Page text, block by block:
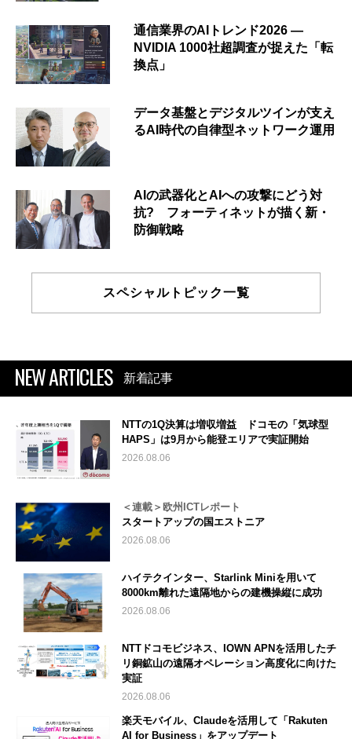
通信業界のAIトレンド2026 ―
NVIDIA 1000社超調査が捉えた「転
換点」
データ基盤とデジタルツインが支え
るAI時代の自律型ネットワーク運用
AIの武器化とAIへの攻撃にどう対
抗? フォーティネットが描く新・
防御戦略
スペシャルトピック一覧
NEW ARTICLES 新着記事
NTTの1Q決算は増収増益 ドコモの「気球型
HAPS」は9月から能登エリアで実証開始
2026.08.06
＜連載＞欧州ICTレポート
スタートアップの国エストニア
2026.08.06
ハイテクインター、Starlink Miniを用いて
8000km離れた遠隔地からの建機操縦に成功
2026.08.06
NTTドコモビジネス、IOWN APNを活用したチ
リ銅鉱山の遠隔オペレーション高度化に向けた
実証
2026.08.06
楽天モバイル、Claudeを活用して「Rakuten
AI for Business」をアップデート